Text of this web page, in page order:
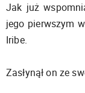
Jak już
jego pierwszym
Iribe.
Zasłynął on ze